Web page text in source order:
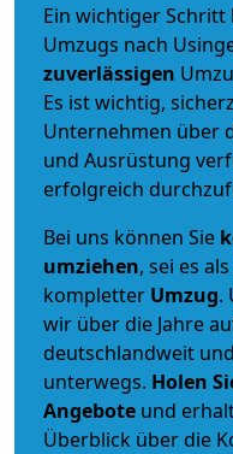
Ein wichtiger
Umzugs nach
zuverlässigen
Es ist wichtig,
Unternehmen über
und Ausrüstung
erfolgreich
Bei uns können Sie
umziehen, sei es als
kompletter Umzug.
wir über die Jahre
deutschlandweit
unterwegs. Holen
Angebote und
Überblick über die